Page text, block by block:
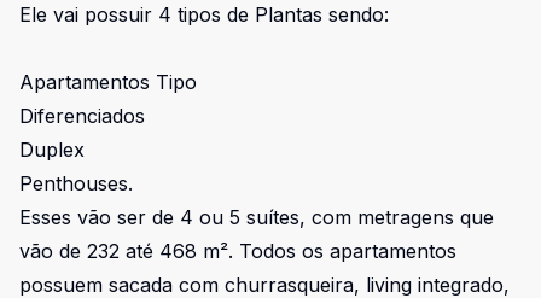
Ele vai possuir 4 tipos de Plantas sendo:
Apartamentos Tipo
Diferenciados
Duplex
Penthouses.
Esses vão ser de 4 ou 5 suítes, com metragens que
vão de 232 até 468 m². Todos os apartamentos
possuem sacada com churrasqueira, living integrado,